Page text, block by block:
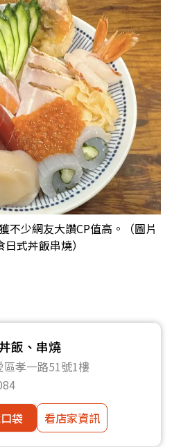
少網友大讚CP值高。（圖片
式丼飯串燒）
飯、串燒
區孝一路51號1樓
袋
看店家資訊